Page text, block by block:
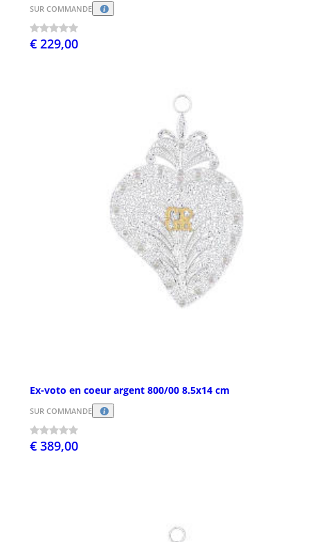
SUR COMMANDE
€ 229,00
Ex-voto en coeur argent 800/00 8.5x14 cm
SUR COMMANDE
€ 389,00